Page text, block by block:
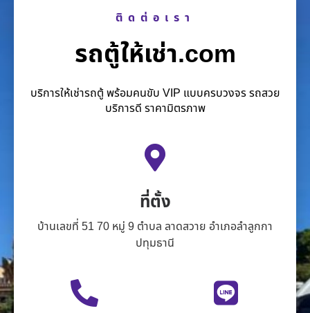
ติดต่อเรา
รถตู้ให้เช่า.com
บริการให้เช่ารถตู้ พร้อมคนขับ VIP แบบครบวงจร รถสวย
บริการดี ราคามิตรภาพ
ที่ตั้ง
บ้านเลขที่ 51 70 หมู่ 9 ตำบล ลาดสวาย อำเภอลำลูกกา
ปทุมธานี